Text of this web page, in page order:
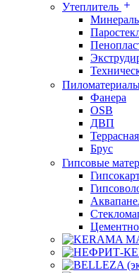
Утеплитель
Фанера
OSB
ДВП
Брус
Гипсовые